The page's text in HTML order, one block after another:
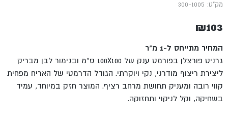
מק"ט: 300-1005
₪103
המחיר מתייחס ל-1 מ"ר
גרניט פורצלן בפורמט ענק של 100X100 ס"מ ובגימור לבן מבריק
ליצירת ריצוף מודרני, נקי ויוקרתי. הגודל הדרמטי של האריח מפחית
קווי רובה ומעניק תחושת מרחב רציף. המוצר חזק במיוחד, עמיד
בשחיקה, וקל לניקוי ותחזוקה.